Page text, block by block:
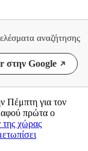
αναζήτησης
στην Google
Πέμπτη για τον
αφού πρώτα ο
της χώρας